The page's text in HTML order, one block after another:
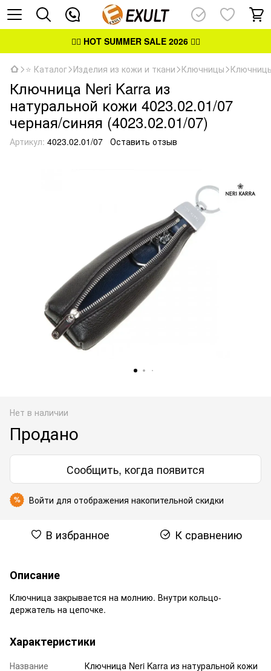
👉🏻 HOT SUMMER SALE 2026👈🏻
⭐ Каталог Изделия из кожи и ткани Ключницы
Ключница Neri Karra из
натуральной кожи 4023.02.01/07
черная/синяя (4023.02.01/07)
Артикул: 4023.02.01/07 Оставить отзыв
Нет в наличии
Продано
Сообщить, когда появится
% Войти для отображения накопительной скидки
В избранное К сравнению
Описание
Ключница закрывается на молнию. Внутри кольцо-
держатель на цепочке.
Характеристики
Название
Ключница Neri Karra из натуральной кожи